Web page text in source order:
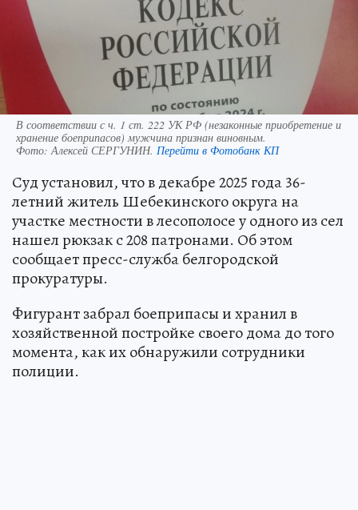
В соответствии с ч. 1 ст. 222 УК РФ (незаконные приобретение и
хранение боеприпасов) мужчина признан виновным.
Фото:Алексей СЕРГУНИН. Перейти в Фотобанк КП
Суд установил, что в декабре 2025 года 36-
летний житель Шебекинского округа на
участке местности в лесополосе у одного из сел
нашел рюкзак с 208 патронами. Об этом
сообщает пресс-служба белгородской
прокуратуры.
Фигурант забрал боеприпасы и хранил в
хозяйственной постройке своего дома до того
момента, как их обнаружили сотрудники
полиции.